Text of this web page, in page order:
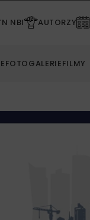
NBI AUTORZY
FOTOGALERIEFILMY